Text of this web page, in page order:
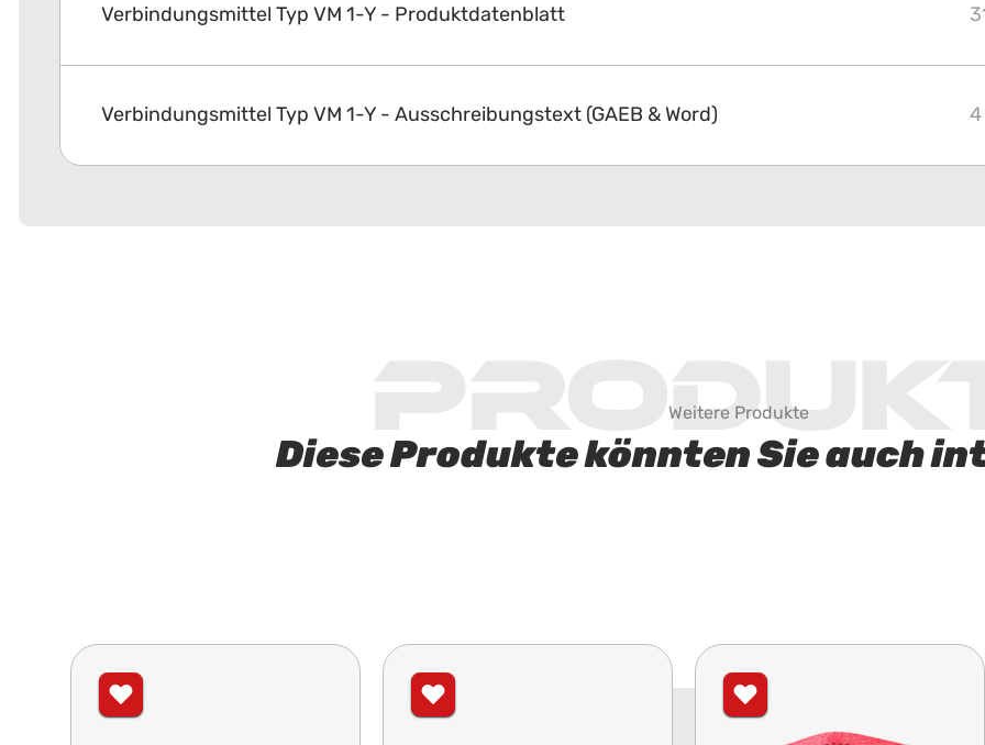
Verbindungsmittel Typ VM 1-Y - Produktdatenblatt
Verbindungsmittel Typ VM 1-Y - Ausschreibungstext (GAEB & Word) 4
Weitere Produkte
Diese Produkte könnten Sie auch